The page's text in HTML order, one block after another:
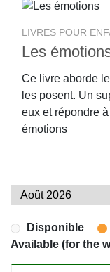
LIVRES POUR
Les
Ce livre aborde
les posent. Un
eux et répondre
émotions
Disponible
Available (for the